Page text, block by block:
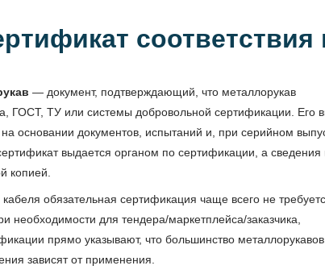
— документ, подтверждающий, что металлорукав
ГОСТ, ТУ или системы добровольной сертификации. Его
основании документов, испытаний и, при серийном
выдается органом по сертификации, а сведения
копией.
обязательная сертификация чаще всего не
необходимости для тендера/маркетплейса/заказчика,
прямо указывают, что большинство
зависят от применения.